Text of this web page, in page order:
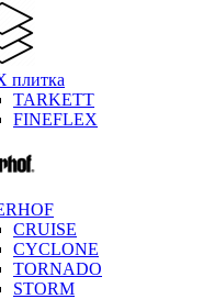
плитка
TARKETT
FINEFLEX
CRUISE
CYCLONE
TORNADO
STORM